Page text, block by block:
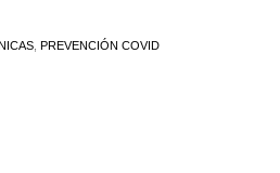
,PREVENCIÓN COVID